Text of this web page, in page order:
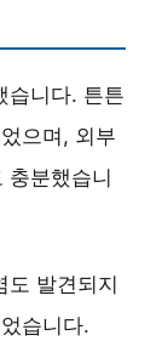
습니다. 튼튼
으며, 외부
충분했습니
도 발견되지
습니다.